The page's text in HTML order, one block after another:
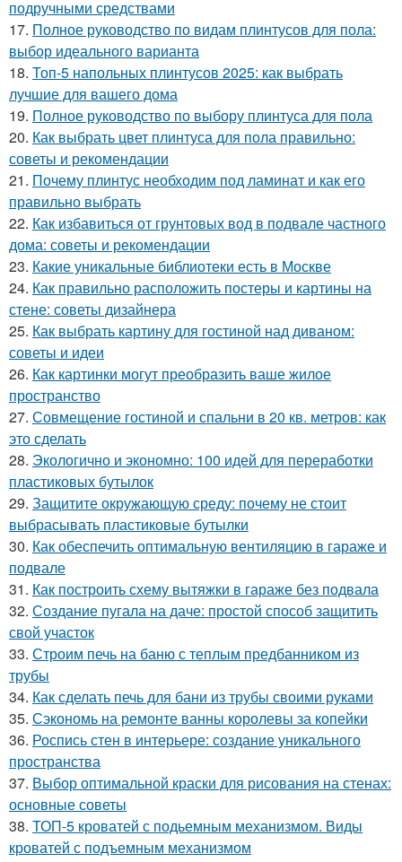
подручными средствами
17. Полное руководство по видам плинтусов для пола:
выбор идеального варианта
18. Топ-5 напольных плинтусов 2025: как выбрать
лучшие для вашего дома
19. Полное руководство по выбору плинтуса для пола
20. Как выбрать цвет плинтуса для пола правильно:
советы и рекомендации
21. Почему плинтус необходим под ламинат и как его
правильно выбрать
22. Как избавиться от грунтовых вод в подвале частного
дома: советы и рекомендации
23. Какие уникальные библиотеки есть в Москве
24. Как правильно расположить постеры и картины на
стене: советы дизайнера
25. Как выбрать картину для гостиной над диваном:
советы и идеи
26. Как картинки могут преобразить ваше жилое
пространство
27. Совмещение гостиной и спальни в 20 кв. метров: как
это сделать
28. Экологично и экономно: 100 идей для переработки
пластиковых бутылок
29. Защитите окружающую среду: почему не стоит
выбрасывать пластиковые бутылки
30. Как обеспечить оптимальную вентиляцию в гараже и
подвале
31. Как построить схему вытяжки в гараже без подвала
32. Создание пугала на даче: простой способ защитить
свой участок
33. Строим печь на баню с теплым предбанником из
трубы
34. Как сделать печь для бани из трубы своими руками
35. Сэкономь на ремонте ванны королевы за копейки
36. Роспись стен в интерьере: создание уникального
пространства
37. Выбор оптимальной краски для рисования на стенах:
основные советы
38. ТОП-5 кроватей с подьемным механизмом. Виды
кроватей с подъемным механизмом